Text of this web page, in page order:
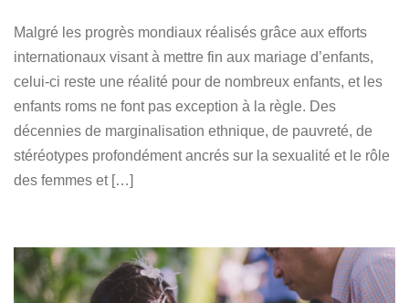
Malgré les progrès mondiaux réalisés grâce aux efforts
internationaux visant à mettre fin aux mariage d’enfants,
celui-ci reste une réalité pour de nombreux enfants, et les
enfants roms ne font pas exception à la règle. Des
décennies de marginalisation ethnique, de pauvreté, de
stéréotypes profondément ancrés sur la sexualité et le rôle
des femmes et […]